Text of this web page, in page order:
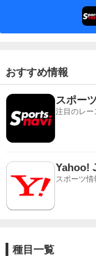
おすすめ情報
スポー
注目のレー
Yahoo!
スポーツ
種目一覧